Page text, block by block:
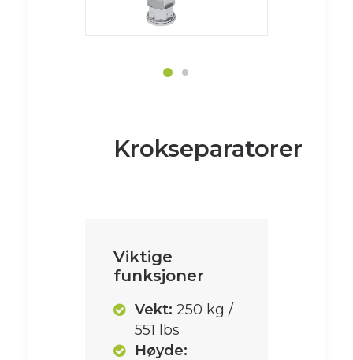
Krokseparatorer
Viktige
funksjoner
Vekt: 250 kg /
551 lbs
Høyde: